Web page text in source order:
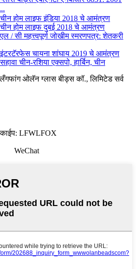
चीन होम लाइफ इंडिया 2018 चे आमंत्रण
चीन होम लाइफ दुबई 2018 चे आमंत्रण
एल / सी महत्त्वपूर्ण जोखीम स्मरणपत्र: शेतकरी
इंटरटॅरफेस चायना शांघाय 2019 चे आमंत्रण
सहावा चीन-रशिया एक्सपो, हार्बिन, चीन
ओलॅन ग्लास बीड्स कॉ., लिमिटेड सर्व
LFWLFOX
WeChat